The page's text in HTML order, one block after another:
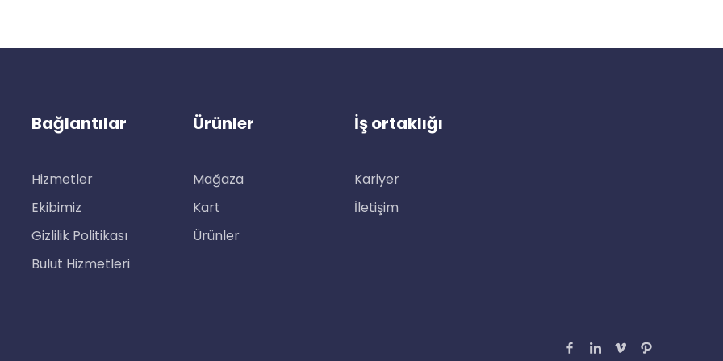
Bağlantılar
Hizmetler
Ekibimiz
Gizlilik Politikası
Bulut Hizmetleri
Ürünler
Mağaza
Kart
Ürünler
İş ortaklığı
Kariyer
İletişim